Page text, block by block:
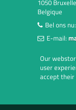
1050
Belgique
Bel ons nu:
E-mail:
Our
user
accept their